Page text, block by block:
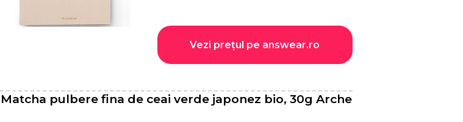
Vezi prețul pe answear.ro
Matcha pulbere fina de ceai verde japonez bio, 30g Arche